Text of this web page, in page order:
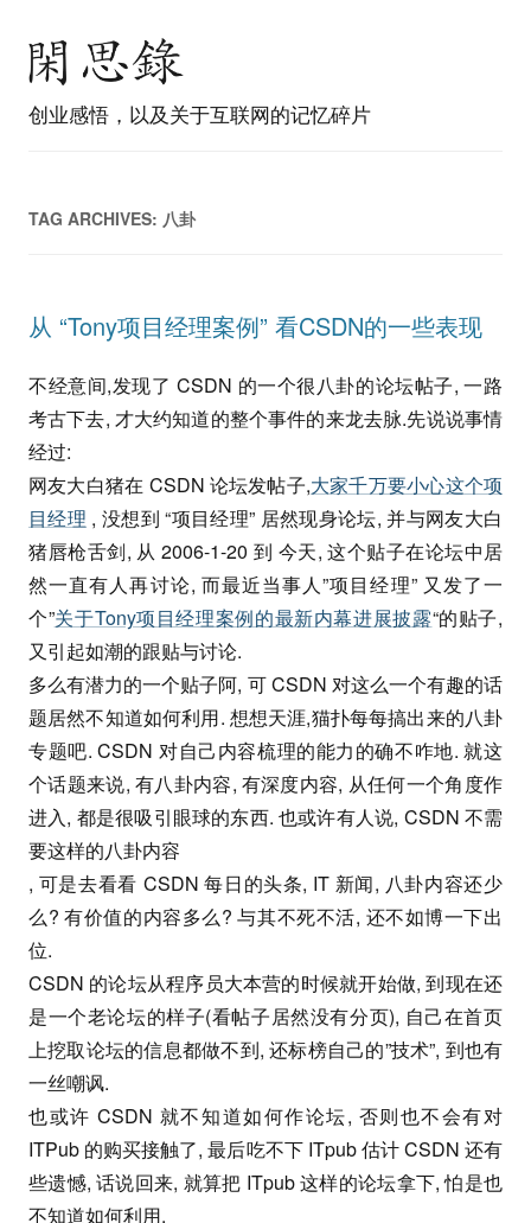
创业感悟，以及关于互联网的记忆碎片
TAG ARCHIVES: 八卦
从 “Tony项目经理案例” 看CSDN的一些表现
不经意间,发现了 CSDN 的一个很八卦的论坛帖子, 一路
考古下去, 才大约知道的整个事件的来龙去脉.先说说事情
经过:
网友大白猪在 CSDN 论坛发帖子,大家千万要小心这个项
目经理 , 没想到 “项目经理” 居然现身论坛, 并与网友大白
猪唇枪舌剑, 从 2006-1-20 到 今天, 这个贴子在论坛中居
然一直有人再讨论, 而最近当事人”项目经理” 又发了一
个”关于Tony项目经理案例的最新内幕进展披露“的贴子,
又引起如潮的跟贴与讨论.
多么有潜力的一个贴子阿, 可 CSDN 对这么一个有趣的话
题居然不知道如何利用. 想想天涯,猫扑每每搞出来的八卦
专题吧. CSDN 对自己内容梳理的能力的确不咋地. 就这
个话题来说, 有八卦内容, 有深度内容, 从任何一个角度作
进入, 都是很吸引眼球的东西. 也或许有人说, CSDN 不需
要这样的八卦内容
, 可是去看看 CSDN 每日的头条, IT 新闻, 八卦内容还少
么? 有价值的内容多么? 与其不死不活, 还不如博一下出
位.
CSDN 的论坛从程序员大本营的时候就开始做, 到现在还
是一个老论坛的样子(看帖子居然没有分页), 自己在首页
上挖取论坛的信息都做不到, 还标榜自己的”技术”, 到也有
一丝嘲讽.
也或许 CSDN 就不知道如何作论坛, 否则也不会有对
ITPub 的购买接触了, 最后吃不下 ITpub 估计 CSDN 还有
些遗憾, 话说回来, 就算把 ITpub 这样的论坛拿下, 怕是也
不知道如何利用.